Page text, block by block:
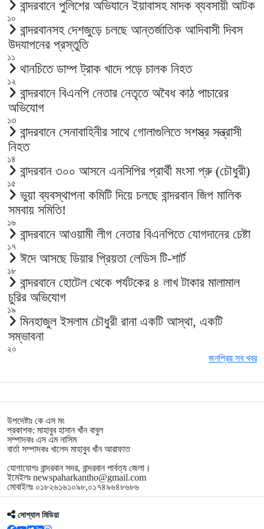
বান্দরবানে পুলিশের অভিযানে ইয়াবাসহ মাদক ব্যবসায়ী আটক
১০
বান্দরবানসহ দেশজুড়ে চলছে আন্তর্জাতিক আদিবাসী দিবস
উদযাপনের প্রস্তুতি
১১
থানচিতে ডাম্প ট্রাক খাদে পড়ে চালক নিহত
১২
বান্দরবানে বিএনপি নেতার নেতৃতে অবৈধ কাঠ পাচারের
অভিযোগ
১৩
বান্দরবানে সেনাবাহিনীর সাথে গোলাগুলিতে সশস্ত্র সন্ত্রাসী
নিহত
১৪
বান্দরবান ৩০০ আসনে এনসিপির প্রার্থী মংসা প্রু (চৌধুরী)
১৫
ভুয়া ব্যবস্থাপনা কমিটি দিয়ে চলছে বান্দরবান জিপ মালিক
সমবায় সমিতি!
১৬
বান্দরবানে আওয়ামী লীগ নেতার বিএনপিতে যোগদানের চেষ্টা
১৭
ঈদে আসছে ডিয়ার প্রিয়তা লেডিস টি-শার্ট
১৮
বান্দরবানে হোটেল থেকে পর্যটকের ৪ লাখ টাকার মালামাল
চুরির অভিযোগ
১৯
মিনহাজুল ইসলাম চৌধুরী রানা একটি আস্থা, একটি
সম্ভাবনা
২০
জনপ্রিয় সব খবর
উপদেষ্টাঃ কে এস মং
প্রকাশক: মাহাবুব হাসান খাঁন বাবুল
সম্পাদকঃ এস এম নাসিম
বার্তা সম্পাদকঃ খালেদ মাহাবুব খাঁন আরাফাত
যোগাযোগঃ বান্দরবান সদর, বান্দরবান পার্বত্য জেলা।
ইমেইলঃ newspaharkantho@gmail.com
মোবাইলঃ ০১৮২৬১৬১০৯৮,০১৭৪৯৬৪৮৬৮৬
সোশ্যাল মিডিয়া